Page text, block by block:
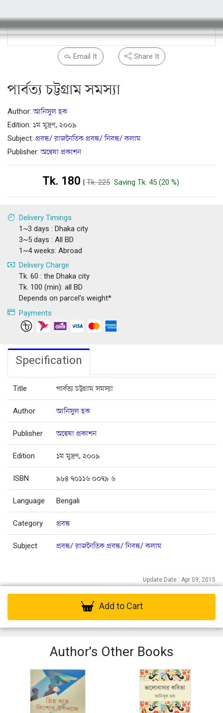
Email It Share It
পার্বত্য চট্টগ্রাম সমস্যা
Author:আনিসুল হক
Edition: ১ম মুদ্রণ, ২০০৯
Subject: প্রবন্ধ/ রাজনৈতিক প্রবন্ধ/ নিবন্ধ/ কলাম
Publisher:অন্বেষা প্রকাশন
Tk. 180 |Tk. 225 Saving Tk. 45 (20 %)
Delivery Timings
1~3 days : Dhaka city
3~5 days : All BD
1~4 weeks: Abroad
Delivery Charge
Tk. 60 : the Dhaka city
Tk. 100 (min): all BD
Depends on parcel's weight*
Payments
Specification
Title পার্বত্য চট্টগ্রাম সমস্যা
Author আনিসুল হক
Publisher অন্বেষা প্রকাশন
Edition ১ম মুদ্রণ, ২০০৯
ISBN ৯৮৪ ৭০১১৬ ০০৭৯ ৬
Language Bengali
Category প্রবন্ধ
Subject প্রবন্ধ/ রাজনৈতিক প্রবন্ধ/ নিবন্ধ/ কলাম
Update Date : Apr 09, 2015
Add to Cart
Author's Other Books